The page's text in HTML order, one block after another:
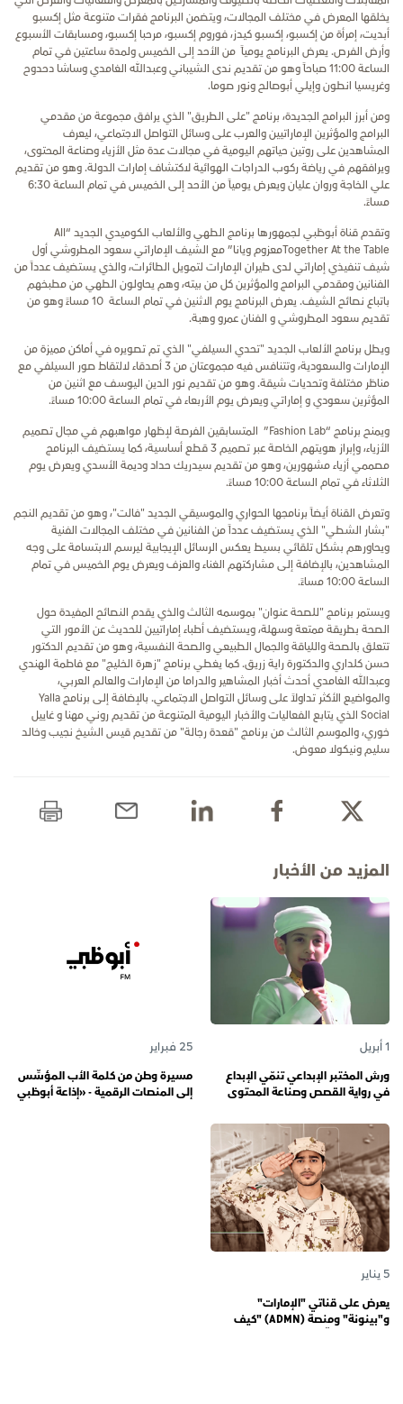
يخلقها المعرض في مختلف المجالات، ويتضمن البرنامج فقرات متنوعة مثل إكسبو
أبديت، إمرأة من إكسبو، إكسبو كيدز، فوروم إكسبو، مرحبا إكسبو، ومسابقات الأسبوع
وأرض الفرص. يعرض البرنامج يومياً من الأحد إلى الخميس ولمدة ساعتين في تمام
الساعة 11:00 صباحاً وهو من تقديم ندى الشيباني وعبدالله الغامدي وساشا دحدوح
وغريسيا انطون وإيلي أبوصالح ونور صوما.
ومن أبرز البرامج الجديدة، برنامج "على الطريق" الذي يرافق مجموعة من مقدمي
البرامج والمؤثرين الإماراتيين والعرب على وسائل التواصل الاجتماعي، ليعرف
المشاهدين على روتين حياتهم اليومية في مجالات عدة مثل الأزياء وصناعة المحتوى،
ويرافقهم في رياضة ركوب الدراجات الهوائية لاكتشاف إمارات الدولة. وهو من تقديم
علي الخاجة وروان عليان ويعرض يومياً من الأحد إلى الخميس في تمام الساعة 6:30
مساءً.
وتقدم قناة أبوظبي لجمهورها برنامج الطهي والألعاب الكوميدي الجديد “All
Together At the Tableمعزوم ويانا” مع الشيف الإماراتي سعود المطروشي أول
شيف تنفيذي إماراتي لدى طيران الإمارات لتمويل الطائرات، والذي يستضيف عدداً من
الفنانين ومقدمي البرامج والمؤثرين كل من بيته، وهم يحاولون الطهي من مطبخهم
باتباع نصائح الشيف. يعرض البرنامج يوم الاثنين في تمام الساعة 10 مساءً وهو من
تقديم سعود المطروشي و الفنان عمرو وهبة.
ويطل برنامج الألعاب الجديد "تحدي السيلفي" الذي تم تصويره في أماكن مميزة من
الإمارات والسعودية، وتتنافس فيه مجموعتان من 3 أصدقاء لالتقاط صور السيلفي مع
مناظر مختلفة وتحديات شيقة. وهو من تقديم نور الدين اليوسف مع اثنين من
المؤثرين سعودي و إماراتي ويعرض يوم الأربعاء في تمام الساعة 10:00 مساءً.
ويمنح برنامج “Fashion Lab” المتسابقين الفرصة لإظهار مواهبهم في مجال تصميم
الأزياء، وإبراز هويتهم الخاصة عبر تصميم 3 قطع أساسية، كما يستضيف البرنامج
مصممي أزياء مشهورين، وهو من تقديم سيدريك حداد وديمة الأسدي ويعرض يوم
الثلاثاء في تمام الساعة 10:00 مساءً.
وتعرض القناة أيضاً برنامجها الحواري والموسيقي الجديد "فالت"، وهو من تقديم النجم
"بشار الشطي" الذي يستضيف عدداً من الفنانين في مختلف المجالات الفنية
ويحاورهم بشكل تلقائي بسيط يعكس الرسائل الإيجابية ليرسم الابتسامة على وجه
المشاهدين، بالإضافة إلى مشاركتهم الغناء والعزف ويعرض يوم الخميس في تمام
الساعة 10:00 مساءً.
ويستمر برنامج "للصحة عنوان" بموسمه الثالث والذي يقدم النصائح المفيدة حول
الصحة بطريقة ممتعة وسهلة، ويستضيف أطباء إماراتيين للحديث عن الأمور التي
تتعلق بالصحة واللياقة والجمال الطبيعي والصحة النفسية، وهو من تقديم الدكتور
حسن كلداري والدكتورة راية زريق. كما يغطي برنامج "زهرة الخليج" مع فاطمة الهندي
وعبدالله الغامدي أحدث أخبار المشاهير والدراما من الإمارات والعالم العربي،
والمواضيع الأكثر تداولاً على وسائل التواصل الاجتماعي. بالإضافة إلى برنامج Yalla
Social الذي يتابع الفعاليات والأخبار اليومية المتنوعة من تقديم روني مهنا و غاييل
خوري، والموسم الثالث من برنامج "قعدة رجالة" من تقديم قيس الشيخ نجيب وخالد
سليم ونيكولا معوض.
المزيد من الأخبار
1 أبريل
ورش المختبر الإبداعي تنمّي الإبداع
في رواية القصص وصناعة المحتوى
الصغار
25 فبراير
مسيرة وطن من كلمة الأب المؤسِّس
إلى المنصات الرقمية - «إذاعة أبوظبي
5 يناير
يعرض على قناتي "الإمارات"
و"بينونة" ومنصة (ADMN) "كيف